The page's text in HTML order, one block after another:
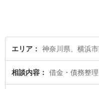
エリア 神奈川県、横浜
相談内容 借金・債務整理